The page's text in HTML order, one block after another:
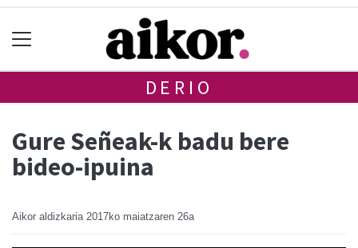
DERIO
Gure Señeak-k badu bere
bideo-ipuina
Aikor aldizkaria 2017ko maiatzaren 26a